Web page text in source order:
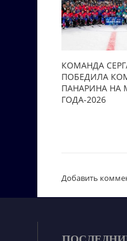
КОМАНДА
ПОБЕДИЛА
ПАНАРИНА НА
ГОДА-2026
Добавить